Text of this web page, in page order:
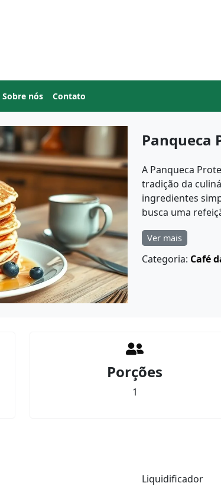
Sobre nós Contato
Panqueca
A Panqueca
tradição da
ingredientes
busca uma
Ver mais
Categoria: Café
Porções
1
Liquidificador